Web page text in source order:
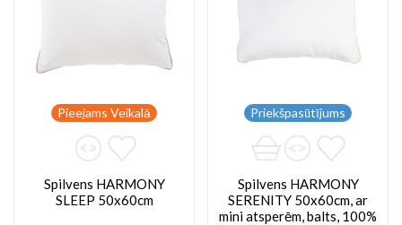
Pieejams Veikalā
Spilvens HARMONY
SLEEP 50x60cm
Priekšpasūtījums
Spilvens HARMONY
SERENITY 50x60cm, ar
mini atsperēm, balts, 100%